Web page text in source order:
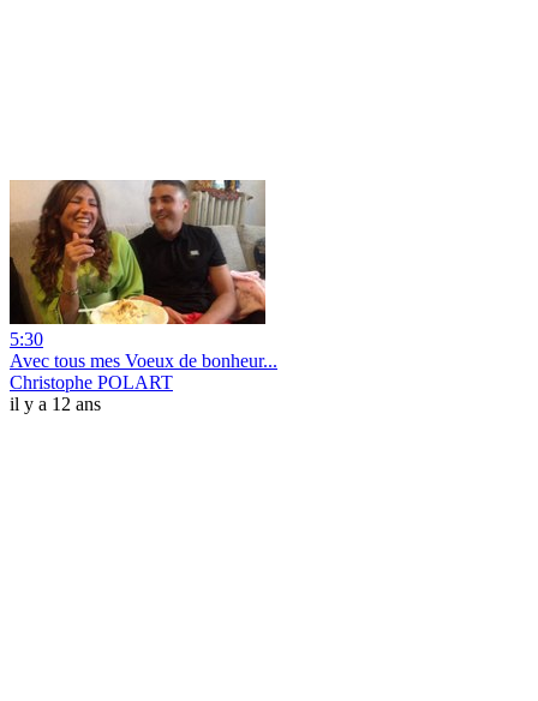
5:30
Avec tous mes Voeux de bonheur...
Christophe POLART
il y a 12 ans